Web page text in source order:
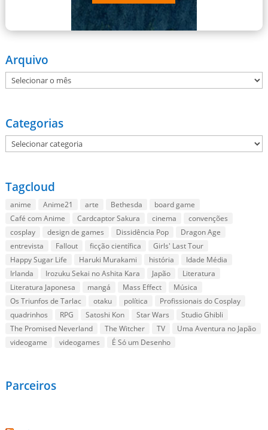
Arquivo
Arquivo
Categorias
Categorias
Tagcloud
anime Anime21 arte Bethesda
board game
Café com Anime
Cardcaptor Sakura cinema
convenções
cosplay
design de games Dissidência Pop
Dragon Age
entrevista
Fallout ficção científica
Girls' Last Tour
Happy Sugar Life
Haruki Murakami história
Idade Média
Irlanda
Irozuku Sekai no Ashita Kara Japão
Literatura
Literatura Japonesa
mangá Mass Effect
Música
Os Triunfos de Tarlac
otaku política
Profissionais do Cosplay
quadrinhos
RPG Satoshi Kon Star Wars
Studio Ghibli
The Promised Neverland
The Witcher TV
Uma Aventura no Japão
videogame
videogames É Só um Desenho
Parceiros